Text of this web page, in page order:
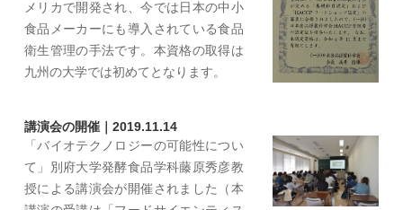
メリカで開発され、今では日本の中小
食品メーカーにも導入されている食品
衛生管理の手法です。本資格の取得は
九州の大学では初めてとなります。
講演会の開催｜2019.11.14
「バイオテクノロジーの可能性につい
て」別府大学発酵食品学科藤原秀彦教
授による講演会が開催されました（本